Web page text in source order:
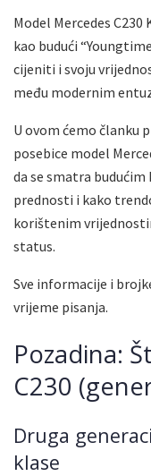
Model Mercedes
kao budući
cijeniti i svoju
među modernim
U ovom ćemo članku
posebice model
da se smatra
prednosti i kako
korištenim
status.
Sve informacije i
vrijeme pisanja.
Pozadina:
C230
Druga
klase